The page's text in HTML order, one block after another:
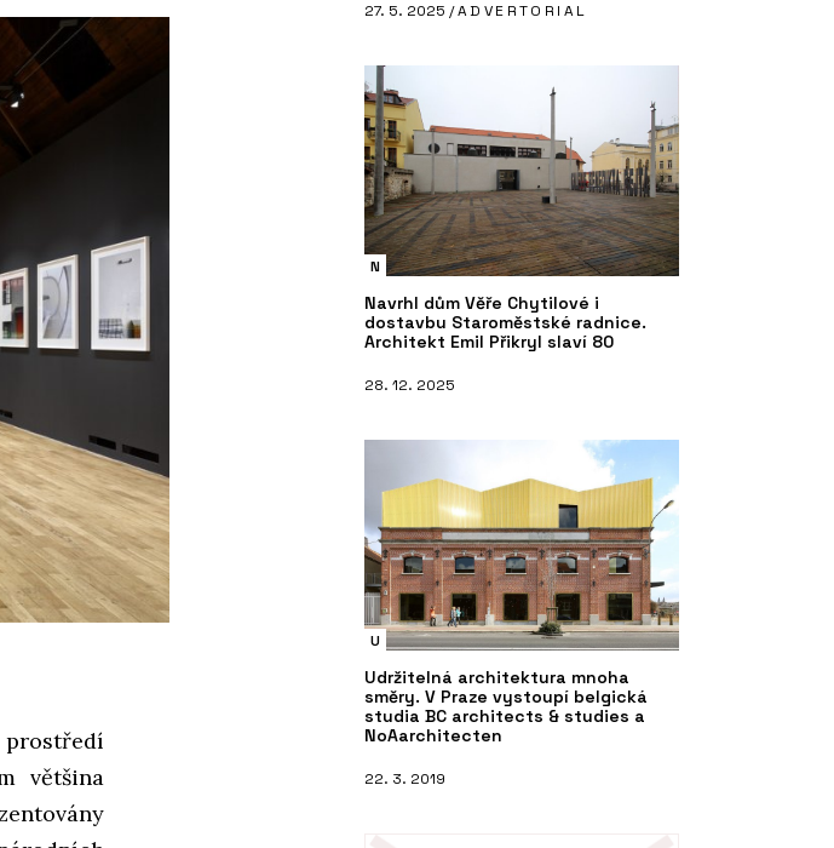
většina
27. 5. 2025 /ADVERTORIAL
N
Navrhl dům Věře Chytilové i
dostavbu Staroměstské radnice.
Architekt Emil Přikryl slaví 80
28. 12. 2025
U
Udržitelná architektura mnoha
směry. V Praze vystoupí belgická
studia BC architects & studies a
NoAarchitecten
22. 3. 2019